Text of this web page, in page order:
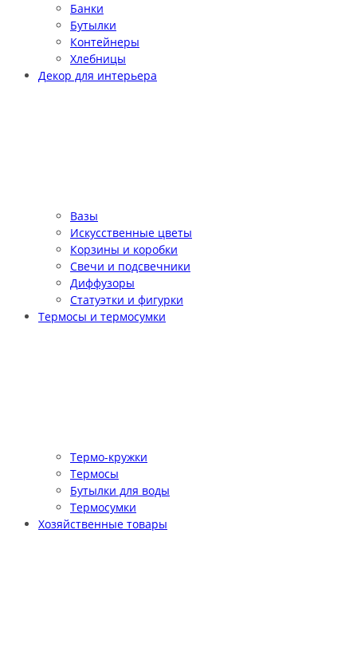
Банки
Бутылки
Контейнеры
Хлебницы
Декор для интерьера
Вазы
Искусственные цветы
Корзины и коробки
Свечи и подсвечники
Диффузоры
Статуэтки и фигурки
Термосы и термосумки
Термо-кружки
Термосы
Бутылки для воды
Термосумки
Хозяйственные товары